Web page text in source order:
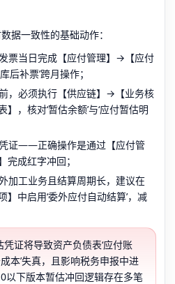
据一致性的基础动作：
票当日完成【应付管理】→【应付
后补票’跨月操作；
，必须执行【供应链】→【业务核
，核对‘暂估余额’与‘应付暂估明
证——正确操作是通过【应付管
成红字冲回；
加工业务且结算周期长，建议在
】中启用‘委外应付自动结算’，减
凭证将导致资产负债表‘应付账
本’失真，且影响税务申报中进
以下版本暂估冲回逻辑存在多笔